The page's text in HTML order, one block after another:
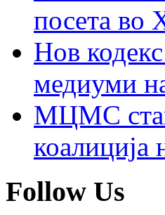
посета во
Нов
медиуми
МЦМС
Follow Us